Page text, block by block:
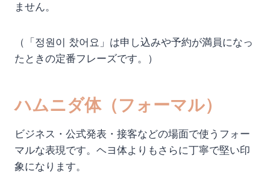
ません。
（「정원이 찼어요」は申し込みや予約が満員になっ
たときの定番フレーズです。）
ハムニダ体（フォーマル）
ビジネス・公式発表・接客などの場面で使うフォー
マルな表現です。ヘヨ体よりもさらに丁寧で堅い印
象になります。